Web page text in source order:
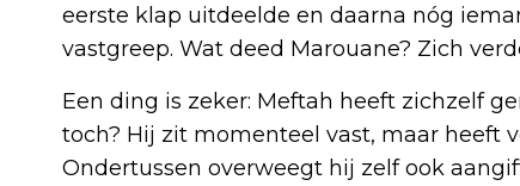
eerste klap uitdeelde en daarna nóg
vastgreep. Wat deed Marouane? Zich
Een ding is zeker: Meftah heeft zichzelf
toch? Hij zit momenteel vast, maar heeft
Ondertussen overweegt hij zelf ook